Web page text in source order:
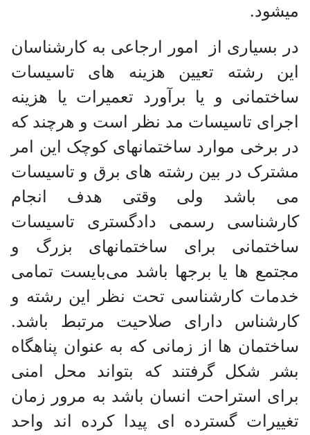
میشود.
در بسیاری از امور ارجاعی به کارشناسان
این رشته تعیین هزینه های تاسیسات
ساختمانی و یا برآورد تعمیرات یا هزینه
اجرای تاسیسات مد نظر است و هرچند که
در برخی موارد ساختمانهای کوچک این امر
مشترک در بین رشته های برق و تاسیسات
می باشد ولی وقتی هدف انجام
کارشناسی رسمی دادگستری تاسیسات
ساختمانی برای ساختمانهای بزرگ و
مجتمع ها یا برجها باشد می‌بایست تمامی
خدمات کارشناسی تحت نظر این رشته و
کارشناس دارای صلاحیت مرتبط باشد.
ساختمان ها از زمانی که به عنوان پناهگاه
بشر شکل گرفتند که بتواند محل امنی
برای استراحت انسان باشد به مرور زمان
تغییرات گسترده ای پیدا کرده اند واحد